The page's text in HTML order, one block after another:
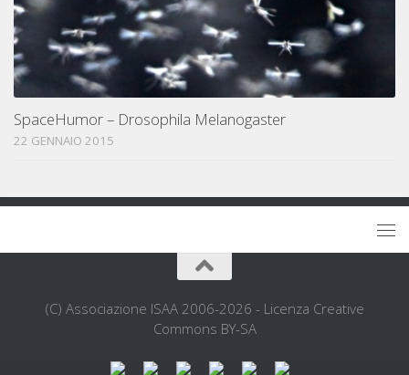
SpaceHumor – Drosophila Melanogaster
22 GENNAIO 2015
(C) Associazione ISAA 2006-2026 - Licenza Creative
Commons BY-SA